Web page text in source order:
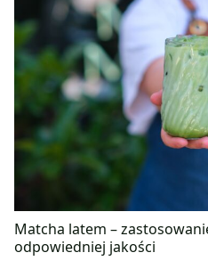
Matcha latem –
odpowiedniej jakości